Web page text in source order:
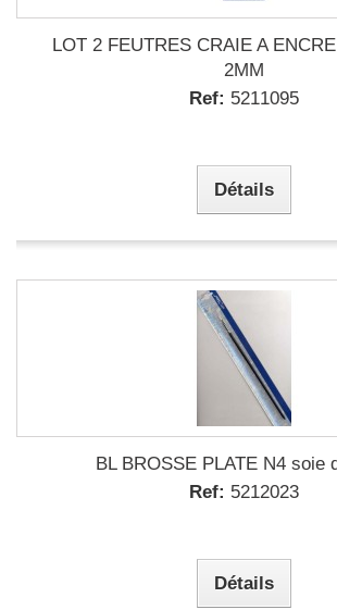
LOT 2 FEUTRES CRAIE A
2MM
Ref: 5211095
Détails
BL BROSSE PLATE N4 soie
Ref: 5212023
Détails